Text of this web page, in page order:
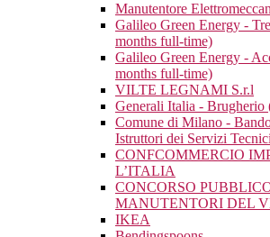
Manutentore
Galileo Green Energy -
months full-time)
Galileo Green Energy -
months full-time)
VILTE LEGNAMI S.r.l
Generali Italia -
Comune di Milano -
Istruttori dei Servizi
CONFCOMMERCIO
L’ITALIA
CONCORSO
MANUTENTORI DEL
IKEA